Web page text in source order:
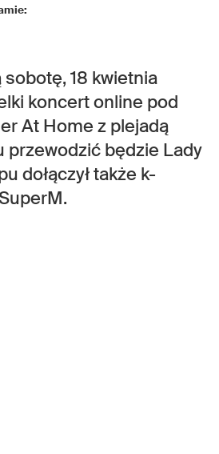
18 kwietnia
koncert online pod
At Home z plejadą
przewodzić będzie Lady
dołączył także k-